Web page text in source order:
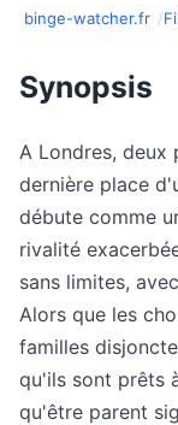
binge-watcher.fr
Synopsis
A Londres, deux
dernière place
débute comme
rivalité
sans limites,
Alors que les
familles
qu'ils sont prêts
qu'être parent